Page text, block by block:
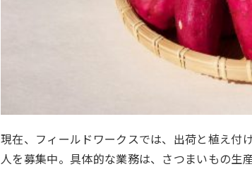
現在、フィールドワークスでは、出荷と植え付
人を募集中。具体的な業務は、さつまいもの生